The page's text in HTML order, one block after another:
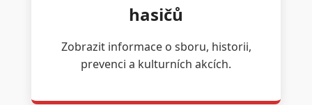
hasičů
Zobrazit informace o sboru, historii,
prevenci a kulturních akcích.